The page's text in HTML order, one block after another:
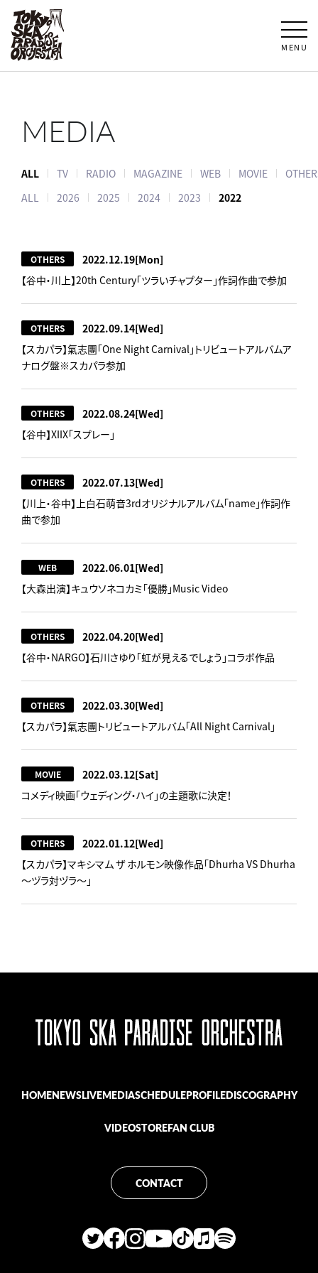
MENU
MEDIA
ALL TV RADIO MAGAZINE WEB MOVIE
ALL
2026 2025 2024 2023 2022
OTHERS 2022.12.19[Mon]
【谷中・川上】20th Century「ツラいチャプター」作詞作曲で参加
OTHERS 2022.09.14[Wed]
【スカパラ】氣志團「One Night Carnival」トリビュートアルバムア
ナログ盤※スカパラ参加
OTHERS 2022.08.24[Wed]
【谷中】XIIX「スプレー」
OTHERS 2022.07.13[Wed]
【川上・谷中】上白石萌音3rdオリジナルアルバム「name」作詞作
曲で参加
WEB 2022.06.01[Wed]
【大森出演】キュウソネコカミ「優勝」Music Video
OTHERS 2022.04.20[Wed]
【谷中・NARGO】石川さゆり「虹が見えるでしょう」コラボ作品
OTHERS 2022.03.30[Wed]
【スカパラ】氣志團トリビュートアルバム「All Night Carnival」
MOVIE 2022.03.12[Sat]
コメディ映画「ウェディング・ハイ」の主題歌に決定！
OTHERS 2022.01.12[Wed]
【スカパラ】マキシマム ザ ホルモン映像作品「Dhurha VS Dhurha
～ヅラ対ヅラ～」
HOMENEWSLIVEMEDIASCHEDULEPROFILEDISCOGRAPHY
VIDEOSTOREFAN CLUB
CONTACT